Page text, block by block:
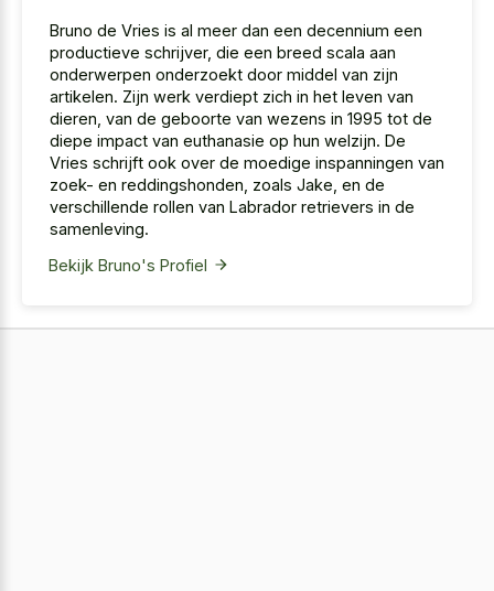
Bruno de Vries is al meer dan een decennium een
productieve schrijver, die een breed scala aan
onderwerpen onderzoekt door middel van zijn
artikelen. Zijn werk verdiept zich in het leven van
dieren, van de geboorte van wezens in 1995 tot de
diepe impact van euthanasie op hun welzijn. De
Vries schrijft ook over de moedige inspanningen van
zoek- en reddingshonden, zoals Jake, en de
verschillende rollen van Labrador retrievers in de
samenleving.
Bekijk Bruno's Profiel